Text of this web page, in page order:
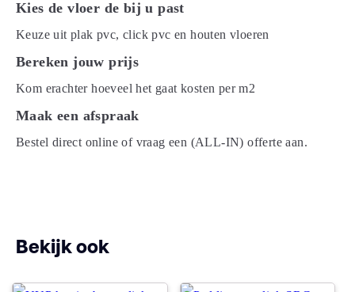
8.0
Gebruiksklasse 23, 42
Brandclassificatie Bfl-s1
Antistatisch
Geluidsdempend Ja
Kies de vloer de bij u past
Keuze uit plak pvc, click pvc en houten vloeren
Bereken jouw prijs
Kom erachter hoeveel het gaat kosten per m2
Maak een afspraak
Bestel direct online of vraag een (ALL-IN) offerte aan.
Bekijk ook